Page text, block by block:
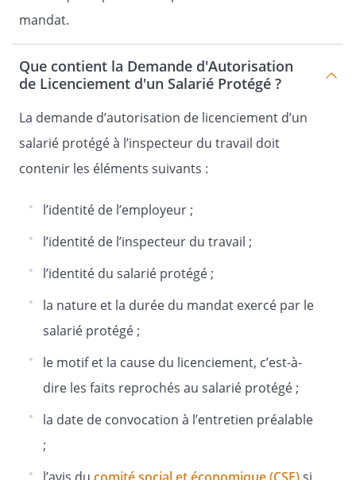
mandat.
Que contient la Demande d'Autorisation
de Licenciement d'un Salarié Protégé ?
La demande d’autorisation de licenciement d’un
salarié protégé à l’inspecteur du travail doit
contenir les éléments suivants :
l’identité de l’employeur ;
l’identité de l’inspecteur du travail ;
l’identité du salarié protégé ;
la nature et la durée du mandat exercé par le
salarié protégé ;
le motif et la cause du licenciement, c’est-à-
dire les faits reprochés au salarié protégé ;
la date de convocation à l’entretien préalable
;